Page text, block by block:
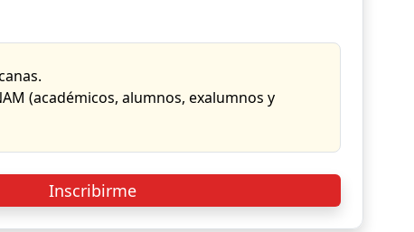
(académicos, alumnos, exalumnos y
Inscribirme